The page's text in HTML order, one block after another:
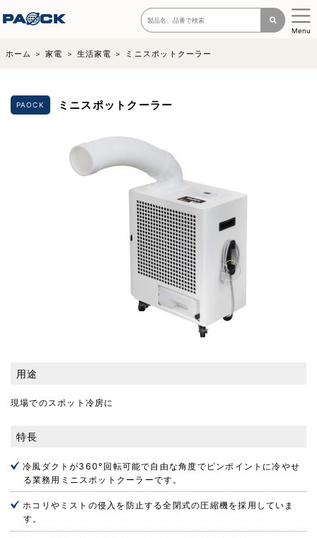
Menu
ホーム 家電 生活家電 ミニスポットクーラー
PAOCK ミニスポットクーラー
用途
現場でのスポット冷房に
特長
冷風ダクトが360°回転可能で自由な角度でピンポイントに冷やせ
る業務用ミニスポットクーラーです。
ホコリやミストの侵入を防止する全閉式の圧縮機を採用していま
す。